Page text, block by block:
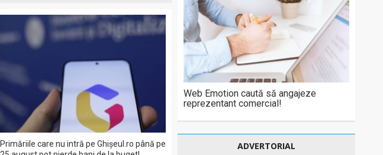
Primăriile care nu intră pe Ghişeul.ro până pe
Web Emotion caută să angajeze
reprezentant comercial!
ADVERTORIAL